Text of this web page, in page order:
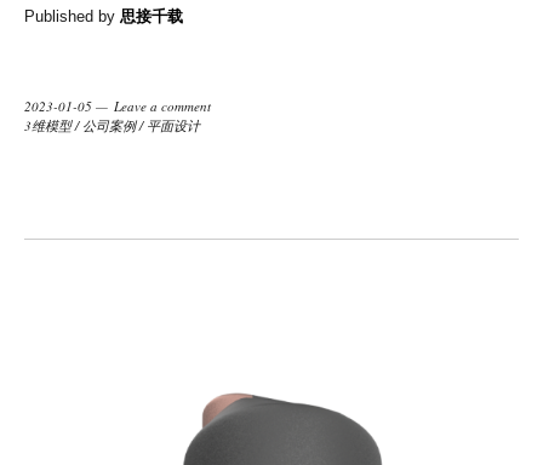
Published by 思接千载
2023-01-05
Leave a comment
3维模型/ 公司案例/ 平面设计